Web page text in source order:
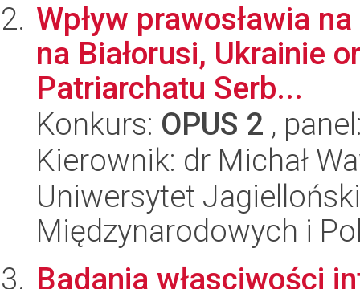
Wpływ prawosławia
na Białorusi, Ukrainie
Patriarchatu Serb...
Konkurs: OPUS 2 ,
Kierownik: dr Michał
Uniwersytet
Międzynarodowych i
Badania własciwości